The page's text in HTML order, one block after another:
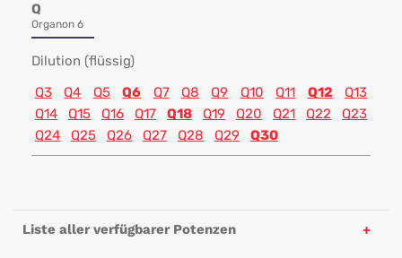
Q
Organon 6
Dilution (flüssig)
Q3
Q4 Q5 Q6 Q7 Q8 Q9 Q10 Q11 Q12
Q13
Q14
Q15 Q16 Q17 Q18 Q19 Q20 Q21 Q22
Q23
Q24
Q25 Q26 Q27 Q28 Q29 Q30
Liste aller verfügbarer Potenzen